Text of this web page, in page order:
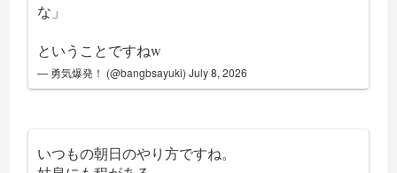
な」
ということですねw
— 勇気爆発！ (@bangbsayuki)July 8, 2026
いつもの朝日のやり方ですね。